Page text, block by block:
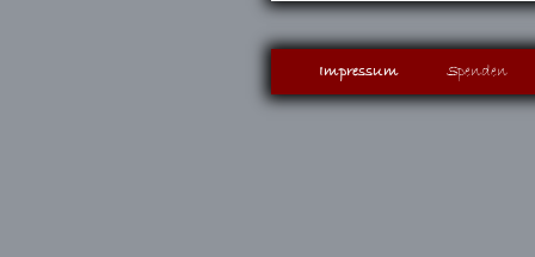
Impressum Spenden